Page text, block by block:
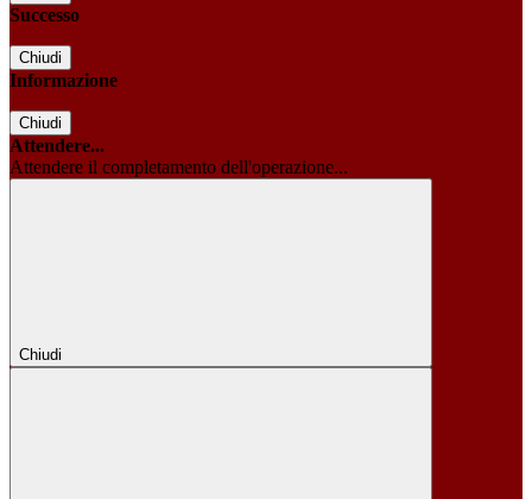
Successo
Chiudi
Informazione
Chiudi
Attendere...
Attendere il completamento dell'operazione...
Chiudi